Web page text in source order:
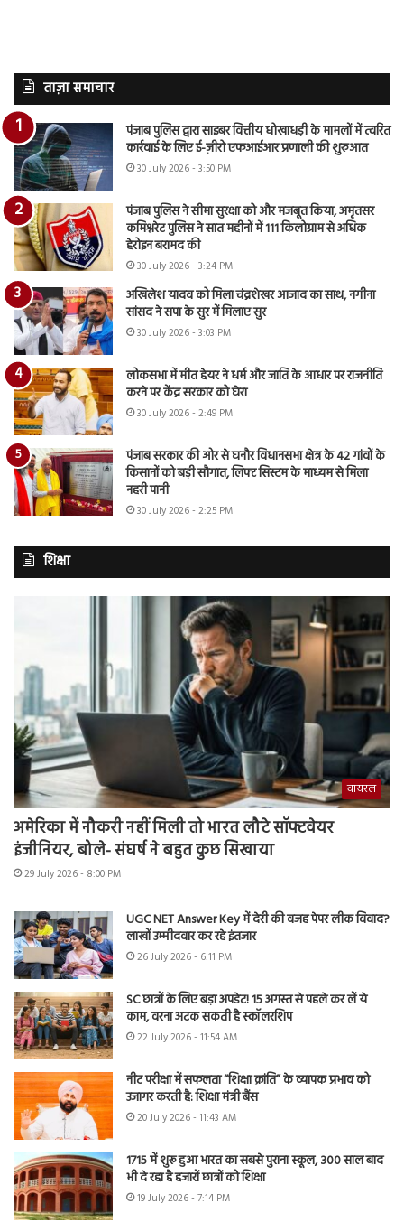
ताज़ा समाचार
पंजाब पुलिस द्वारा साइबर वित्तीय धोखाधड़ी के मामलों में त्वरित
कार्रवाई के लिए ई-ज़ीरो एफआईआर प्रणाली की शुरुआत
30 July 2026 - 3:50 PM
पंजाब पुलिस ने सीमा सुरक्षा को और मजबूत किया, अमृतसर
कमिश्नरेट पुलिस ने सात महीनों में 111 किलोग्राम से अधिक
हेरोइन बरामद की
30 July 2026 - 3:24 PM
अखिलेश यादव को मिला चंद्रशेखर आजाद का साथ, नगीना
सांसद ने सपा के सुर में मिलाए सुर
30 July 2026 - 3:03 PM
लोकसभा में मीत हेयर ने धर्म और जाति के आधार पर राजनीति
करने पर केंद्र सरकार को घेरा
30 July 2026 - 2:49 PM
पंजाब सरकार की ओर से घनौर विधानसभा क्षेत्र के 42 गांवों के
किसानों को बड़ी सौगात, लिफ्ट सिस्टम के माध्यम से मिला
नहरी पानी
30 July 2026 - 2:25 PM
शिक्षा
वायरल
अमेरिका में नौकरी नहीं मिली तो भारत लौटे सॉफ्टवेयर
इंजीनियर, बोले- संघर्ष ने बहुत कुछ सिखाया
29 July 2026 - 8:00 PM
UGC NET Answer Key में देरी की वजह पेपर लीक विवाद?
लाखों उम्मीदवार कर रहे इंतजार
26 July 2026 - 6:11 PM
SC छात्रों के लिए बड़ा अपडेट! 15 अगस्त से पहले कर लें ये
काम, वरना अटक सकती है स्कॉलरशिप
22 July 2026 - 11:54 AM
नीट परीक्षा में सफलता “शिक्षा क्रांति” के व्यापक प्रभाव को
उजागर करती है: शिक्षा मंत्री बैंस
20 July 2026 - 11:43 AM
1715 में शुरू हुआ भारत का सबसे पुराना स्कूल, 300 साल बाद
भी दे रहा है हजारों छात्रों को शिक्षा
19 July 2026 - 7:14 PM